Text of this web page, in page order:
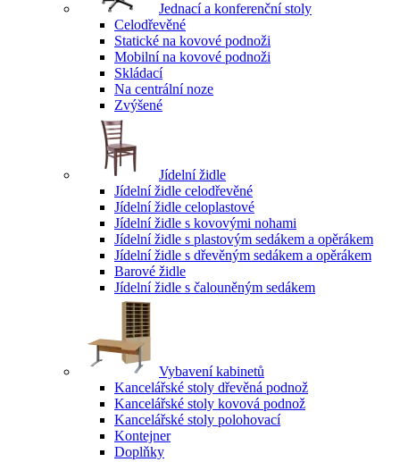
Jednací a konferenční stoly
Celodřevěné
Statické na kovové podnoži
Mobilní na kovové podnoži
Skládací
Na centrální noze
Zvýšené
Jídelní židle
Jídelní židle celodřevěné
Jídelní židle celoplastové
Jídelní židle s kovovými nohami
Jídelní židle s plastovým sedákem a opěrákem
Jídelní židle s dřevěným sedákem a opěrákem
Barové židle
Jídelní židle s čalouněným sedákem
Vybavení kabinetů
Kancelářské stoly dřevěná podnož
Kancelářské stoly kovová podnož
Kancelářské stoly polohovací
Kontejner
Doplňky